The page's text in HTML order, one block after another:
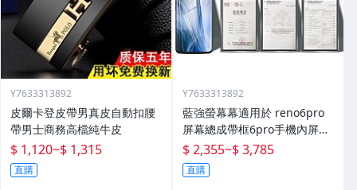
Y7633313892
皮爾卡登皮帶男真皮自動扣腰
帶男士商務高檔純牛皮
$ 1,120~$ 1,315
直購
Y7633313892
藍強螢幕幕適用於 reno6pro
屏幕總成帶框6pro手機內屏外
屏修復碎屏觸摸顯示屏o 拆機
更換液晶玻璃維
$ 2,355~$ 3,785
直購